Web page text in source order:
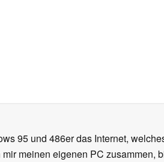
95 und 486er das Internet,
meinen eigenen PC zusammen,